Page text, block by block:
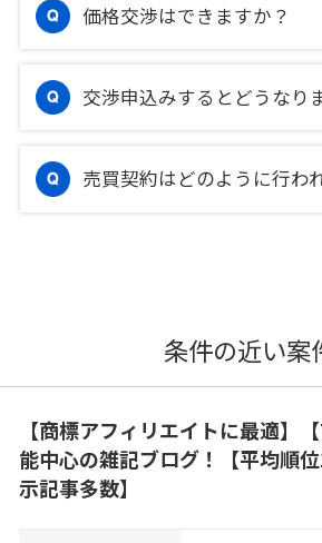
価格交渉はできますか？
交渉申込みするとどうなり
売買契約はどのように行わ
条件の近い案
【商標アフィリエイトに最適】
能中心の雑記ブログ！【平均順
示記事多数】